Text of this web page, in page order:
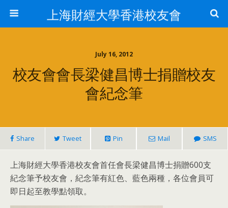
上海財經大學香港校友會
July 16, 2012
校友會會長梁健昌博士捐贈校友
會紀念筆
Share Tweet Pin Mail SMS
上海財經大學香港校友會首任會長梁健昌博士捐贈600支
紀念筆予校友會，紀念筆有紅色、藍色兩種，各位會員可
即日起至教學點領取。